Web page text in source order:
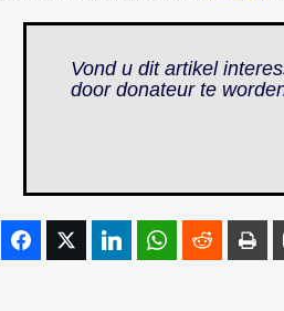
Vond u dit artikel
door donateur te